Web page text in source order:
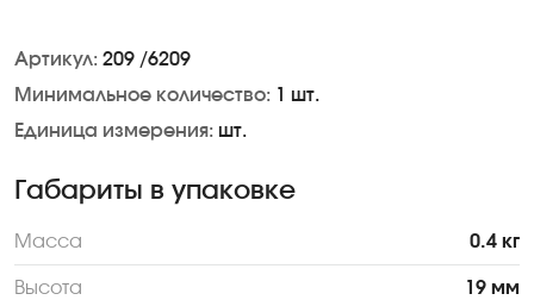
Артикул: 209 /6209
Минимальное количество: 1 шт.
Единица измерения: шт.
Габариты в упаковке
Масса 0.4 кг
Высота 19 мм